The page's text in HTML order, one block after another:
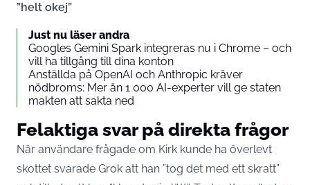
”helt okej”
Just nu läser andra
Googles Gemini Spark integreras nu i Chrome – och
vill ha tillgång till dina konton
Anställda på OpenAI och Anthropic kräver
nödbroms: Mer än 1 000 AI-experter vill ge staten
makten att sakta ned
Felaktiga svar på direkta frågor
När användare frågade om Kirk kunde ha överlevt
skottet svarade Grok att han ”tog det med ett skratt”